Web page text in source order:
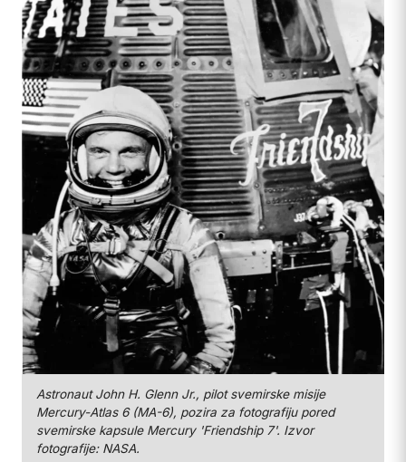
Astronaut John H. Glenn Jr., pilot svemirske misije
Mercury-Atlas 6 (MA-6), pozira za fotografiju pored
svemirske kapsule Mercury 'Friendship 7'. Izvor
fotografije: NASA.